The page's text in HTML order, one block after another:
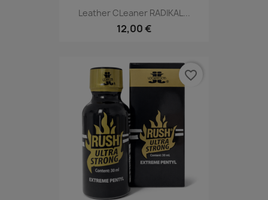
Leather CLeaner RADIKAL...
12,00 €
favorite_border